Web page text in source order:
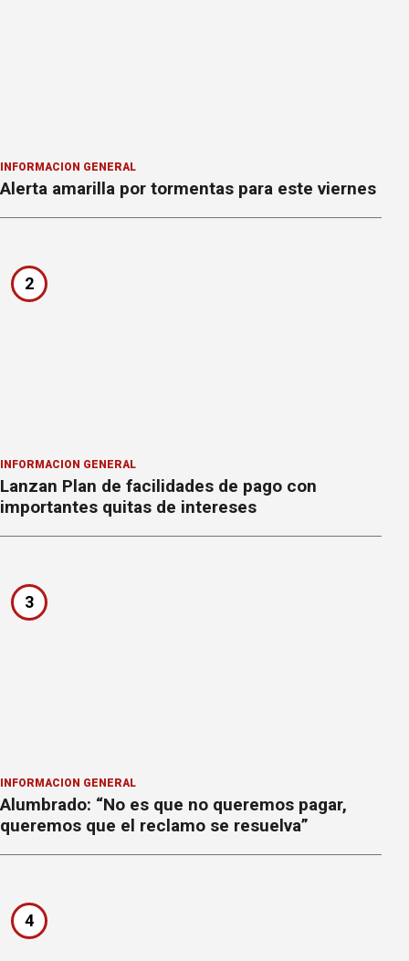
INFORMACION GENERAL
Alerta amarilla por tormentas para este viernes
2
INFORMACION GENERAL
Lanzan Plan de facilidades de pago con
importantes quitas de intereses
3
INFORMACION GENERAL
Alumbrado: “No es que no queremos pagar,
queremos que el reclamo se resuelva”
4